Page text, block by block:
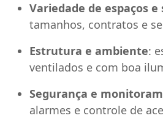
Variedade de espaços e
tamanhos, contratos e
Estrutura e ambiente:
ventilados e com boa
Segurança e
alarmes e controle de